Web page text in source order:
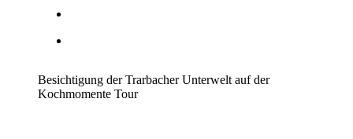
Besichtigung der Trarbacher Unterwelt auf der
Kochmomente Tour